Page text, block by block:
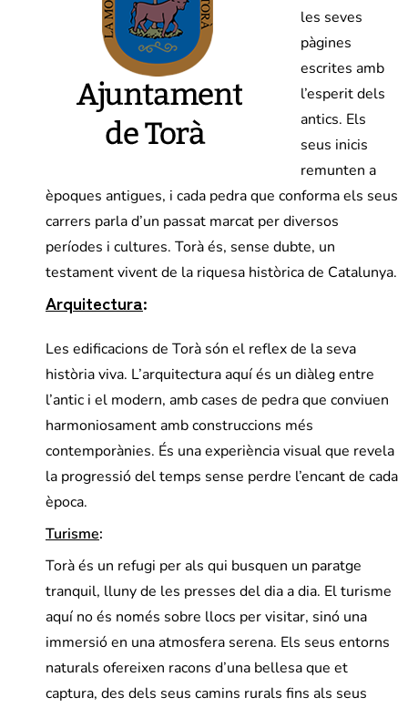
les seves
pàgines
escrites amb
l’esperit dels
antics. Els
seus inicis
remunten a
èpoques antigues, i cada pedra que conforma els seus
carrers parla d’un passat marcat per diversos
períodes i cultures. Torà és, sense dubte, un
testament vivent de la riquesa històrica de Catalunya.
Arquitectura:
Les edificacions de Torà són el reflex de la seva
història viva. L’arquitectura aquí és un diàleg entre
l’antic i el modern, amb cases de pedra que conviuen
harmoniosament amb construccions més
contemporànies. És una experiència visual que revela
la progressió del temps sense perdre l’encant de cada
època.
Turisme:
Torà és un refugi per als qui busquen un paratge
tranquil, lluny de les presses del dia a dia. El turisme
aquí no és només sobre llocs per visitar, sinó una
immersió en una atmosfera serena. Els seus entorns
naturals ofereixen racons d’una bellesa que et
captura, des dels seus camins rurals fins als seus